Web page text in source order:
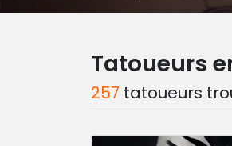
Tatoueurs
257 tatoueurs